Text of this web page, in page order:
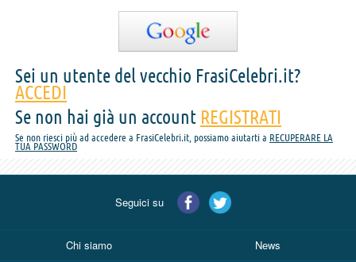
Sei un utente del vecchio FrasiCelebri.it?
ACCEDI
Se non hai già un account REGISTRATI
Se non riesci più ad accedere a FrasiCelebri.it, possiamo aiutarti a RECUPERARE LA
TUA PASSWORD
Seguici su
Chi siamo News